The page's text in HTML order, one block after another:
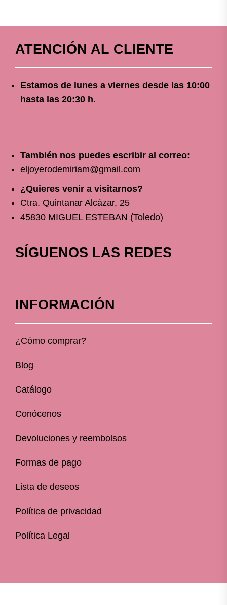
ATENCIÓN AL CLIENTE
Estamos de lunes a viernes desde las 10:00
hasta las 20:30 h.
También nos puedes escribir al correo:
eljoyerodemiriam@gmail.com
¿Quieres venir a visitarnos?
Ctra. Quintanar Alcázar, 25
45830 MIGUEL ESTEBAN (Toledo)
SÍGUENOS LAS REDES
INFORMACIÓN
¿Cómo comprar?
Blog
Catálogo
Conócenos
Devoluciones y reembolsos
Formas de pago
Lista de deseos
Política de privacidad
Política Legal